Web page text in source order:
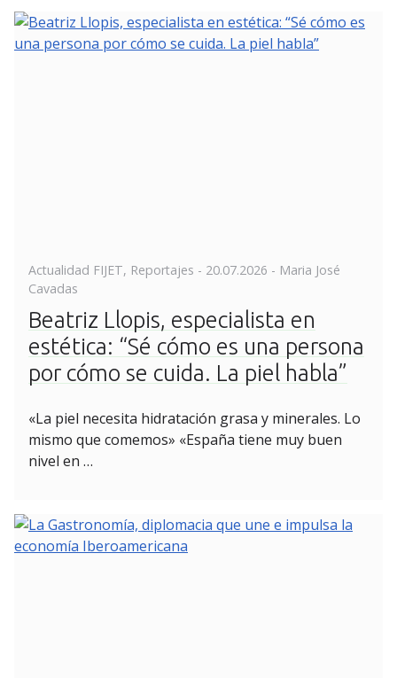
Actualidad FIJET, Reportajes - Posted
20.07.2026 - Maria José
Cavadas
Beatriz Llopis, especialista en
estética: “Sé cómo es una persona
por cómo se cuida. La piel habla”
«La piel necesita hidratación grasa y minerales. Lo
mismo que comemos» «España tiene muy buen
nivel en …